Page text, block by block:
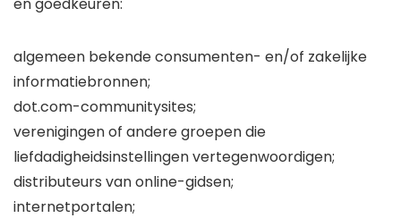
algemeen bekende consumenten- en/of zakelijke
informatiebronnen;
dot.com-communitysites;
verenigingen of andere groepen die
liefdadigheidsinstellingen vertegenwoordigen;
distributeurs van online-gidsen;
internetportalen;